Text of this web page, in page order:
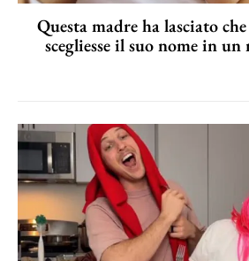
Questa madre ha lasciato
scegliesse il suo nome in